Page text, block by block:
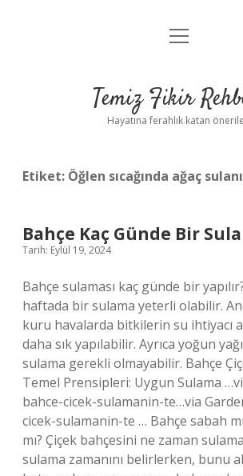
Anasayfa
Yasal Uyarı
menüyü
Temiz Fikir
Hayatına ferahlık katan
Etiket: Öğlen sıcağında ağaç
Bahçe Kaç Günde Bir
Tarih: Eylül 19, 2024
Bahçe sulaması kaç günde bir
haftada bir sulama yeterli olabilir.
kuru havalarda bitkilerin su ihtiyacı
daha sık yapılabilir. Ayrıca yoğun
sulama gerekli olmayabilir. Bahçe
Temel Prensipleri: Uygun Sulama
bahce-cicek-sulamanin-te…via
cicek-sulamanin-te … Bahçe sabah
mı? Çiçek bahçesini ne zaman
sulama zamanını belirlerken, bunu